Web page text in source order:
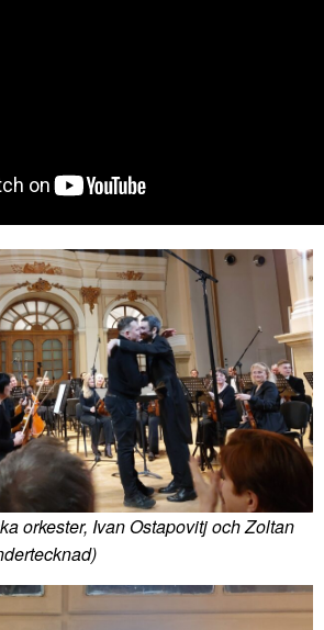
orkester, Ivan Ostapovitj och Zoltan